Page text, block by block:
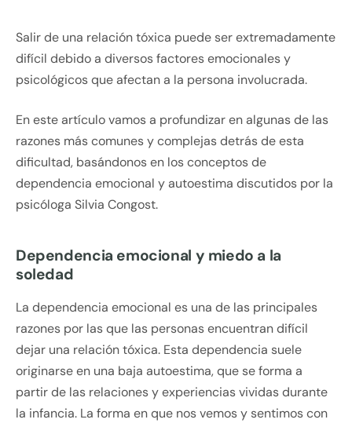
Salir de una relación tóxica puede ser extremadamente
difícil debido a diversos factores emocionales y
psicológicos que afectan a la persona involucrada.
En este artículo vamos a profundizar en algunas de las
razones más comunes y complejas detrás de esta
dificultad, basándonos en los conceptos de
dependencia emocional y autoestima discutidos por la
psicóloga Silvia Congost.
Dependencia emocional y miedo a la
soledad
La dependencia emocional es una de las principales
razones por las que las personas encuentran difícil
dejar una relación tóxica. Esta dependencia suele
originarse en una baja autoestima, que se forma a
partir de las relaciones y experiencias vividas durante
la infancia. La forma en que nos vemos y sentimos con